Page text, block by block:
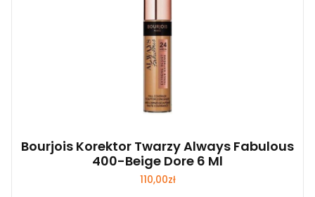
Bourjois Korektor Twarzy Always Fabulous
400-Beige Dore 6 Ml
110,00zł